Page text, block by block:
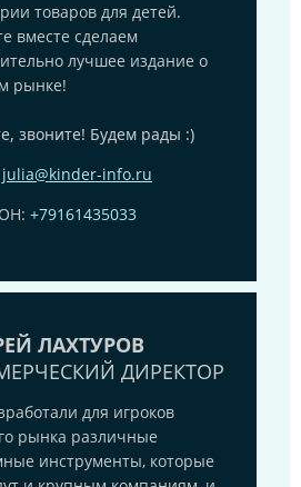
товаров для детей.
вместе сделаем
лучшее издание о
рынке!
звоните! Будем рады :)
julia@kinder-info.ru
+79161435033
ЛАХТУРОВ
ДИРЕКТОР
для игроков
рынка различные
инструменты, которые